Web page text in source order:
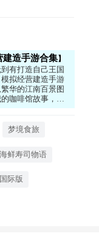
建造手游合集
有打造自己王国
拟经营建造手游
华的江南百景图
咖啡馆故事，从
宝庄园到充满挑
管理者，规划布
属世界。感兴趣
梦境食旅
海鲜寿司物语
际版